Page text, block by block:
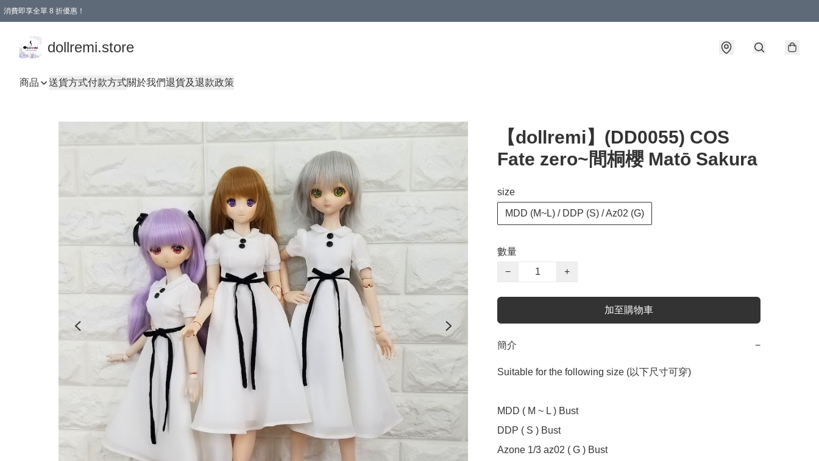
消費即享全單 8 折優惠！
dollremi.store
商品 送貨方式付款方式關於我們退貨及退款政策
【dollremi】(DD0055) COS
Fate zero~間桐櫻 Matō Sakura
size
MDD (M~L) / DDP (S) / Az02 (G)
數量
−
+
加至購物車
簡介 −
Suitable for the following size (以下尺寸可穿)
MDD ( M ~ L ) Bust
DDP ( S ) Bust
Azone 1/3 az02 ( G ) Bust